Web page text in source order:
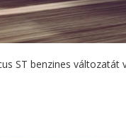
ST benzines változatát